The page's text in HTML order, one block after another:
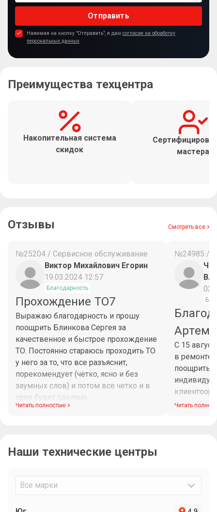
Отправить
Нажимая на кнопку "Отправить", я даю согласие на обработку
персональных данных
Преимущества техцентра
Накопительная система
скидок
мастера
Отзывы Смотреть все
№25204 / Сервисное обслуживание
Виктор Михайлович Егорин
19.03.2024 12:57
Благодарность
Прохождение ТО7
Выражаю благодарность и прошу
поощрить Блинкова Сергея за
качественное и быстрое прохождение
ТО. Постоянно стараюсь проходить ТО
у него за то, что все разъяснит,
порекомендует (четко, ясно и без
заумных слов) и потом все четко и в
срок будет сделано.
Читать полностью
№24985 /
С 15
в ремонте
поощрить
Максиму
Читать
Наши технические центры
Все марки